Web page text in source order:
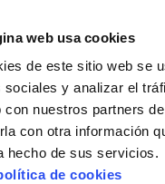
web usa cookies
de este sitio web se
sociales y analizar el
con nuestros partners
con otra información
hecho de sus servicios.
de cookies
ROBLES-ARANGIZ